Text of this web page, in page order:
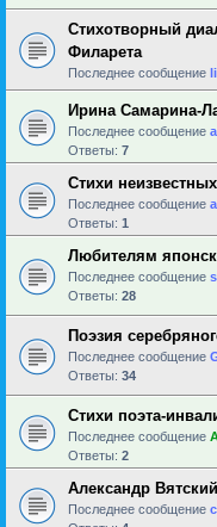
Стихотворный
Филарета
Последнее сообщение
Ирина Самарина-
Последнее сообщение
Ответы: 7
Стихи
Последнее сообщение
Ответы: 1
Любителям
Последнее сообщение
Ответы: 28
Поэзия
Последнее сообщение
Ответы: 34
Стихи поэта-
Последнее сообщение
Ответы: 2
Александр Вятский
Последнее сообщение